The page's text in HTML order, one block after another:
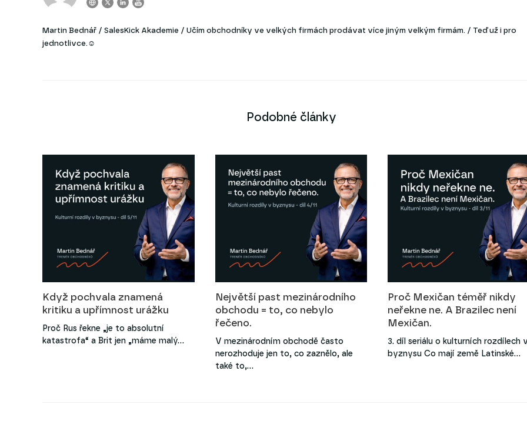
Martin Bednář / SalesKick Akademie / Učím obchodníky ve velkých firmách prodávat více jiným velkým firmám. / Teď už i pro
jednotlivce.☺
Podobné články
Když pochvala znamená
kritiku a upřímnost urážku
Proč Rus řekne „je to absolutní
katastrofa“ a Brit jen „máme malý…
Největší past mezinárodního
obchodu = to, co nebylo
řečeno.
V mezinárodním obchodě často
nerozhoduje jen to, co zaznělo, ale
také to,…
Proč Mexičan téměř nikdy
neřekne ne. A Brazilec není
Mexičan.
3. díl seriálu o kulturních rozdílech
byznysu Co mají země Latinské…